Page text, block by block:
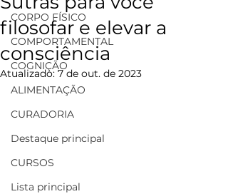
CORPO FÍSICO
COMPORTAMENTAL
COGNIÇÃO
ALIMENTAÇÃO
CURADORIA
Destaque principal
CURSOS
Lista principal
filosofar e elevar a
consciência
Atualizado: 7 de out. de 2023